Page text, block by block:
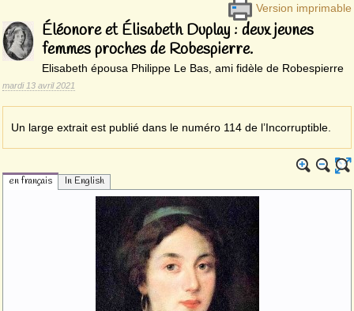
Version imprimable
Éléonore et Élisabeth Duplay : deux jeunes
femmes proches de Robespierre.
Elisabeth épousa Philippe Le Bas, ami fidèle de Robespierre
mardi 13 avril 2021
Un large extrait est publié dans le numéro 114 de l’Incorruptible.
en français In English